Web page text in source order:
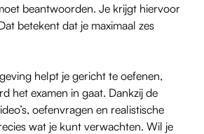
beantwoorden. Je krijgt hiervoor
betekent dat je maximaal zes
helpt je gericht te oefenen,
het examen in gaat. Dankzij de
oefenvragen en realistische
wat je kunt verwachten. Wil je